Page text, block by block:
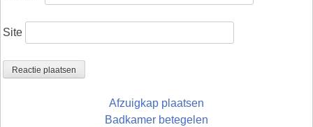
Site
Afzuigkap plaatsen
Badkamer betegelen